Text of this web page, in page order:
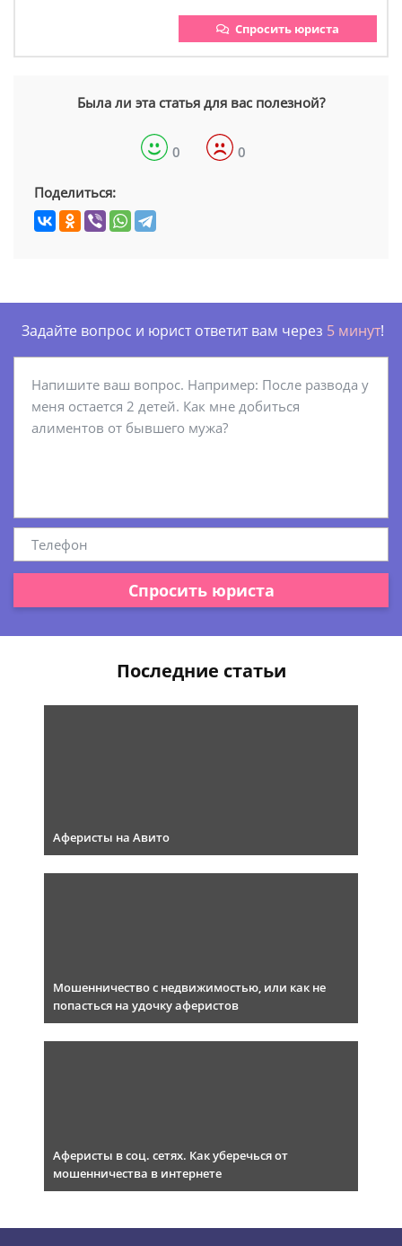
Спросить юриста
Была ли эта статья для вас полезной?
0 0
Поделиться:
Задайте вопрос и юрист ответит вам через 5 минут!
Спросить юриста
Последние статьи
Аферисты на Авито
Мошенничество с недвижимостью, или как не
попасться на удочку аферистов
Аферисты в соц. сетях. Как уберечься от
мошенничества в интернете